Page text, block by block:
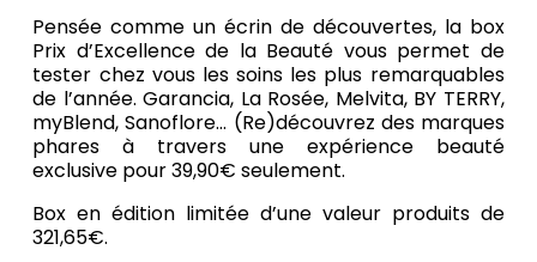
Pensée comme un écrin de découvertes, la box
Prix d’Excellence de la Beauté vous permet de
tester chez vous les soins les plus remarquables
de l’année. Garancia, La Rosée, Melvita, BY TERRY,
myBlend, Sanoflore... (Re)découvrez des marques
phares à travers une expérience beauté
exclusive pour 39,90€ seulement.
Box en édition limitée d’une valeur produits de
321,65€.